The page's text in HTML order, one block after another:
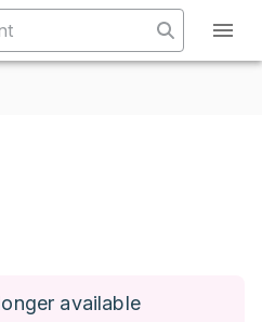
available